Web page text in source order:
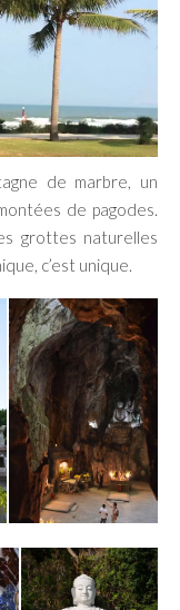
de marbre, un
de pagodes.
grottes naturelles
c’est unique.